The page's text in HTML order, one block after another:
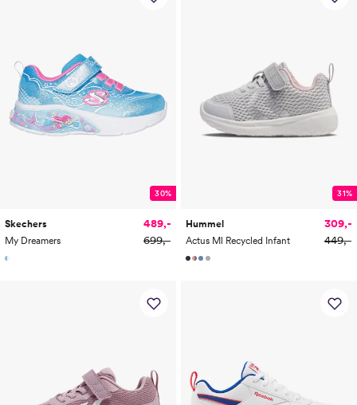
30%
Skechers
My Dreamers
489,-
699,-
31%
Hummel
Actus Ml Recycled Infant
309,-
449,-